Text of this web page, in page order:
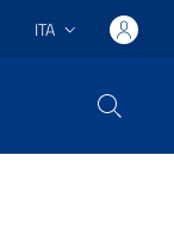
Lingua attiva:
ITA